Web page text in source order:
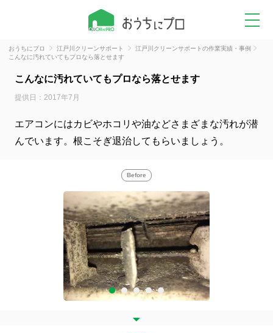
おうちにプロ 江戸川クリーンサポート
江戸川クリーンサポートの作業実績・事例
こんなに汚れていてもプロなら落とせます
こんなに汚れていてもプロなら落とせます
提供日：2017年7月
エアコンにはカビやホコリや油などさまざまな汚れが潜
んでいます。根こそぎ退治してもらいましょう。
Before